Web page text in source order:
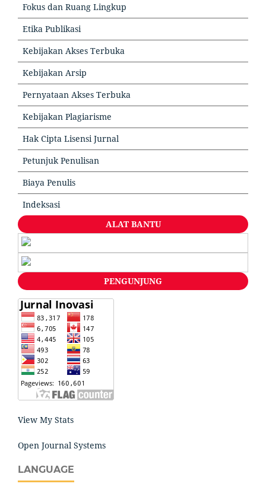
Fokus dan Ruang Lingkup
Etika Publikasi
Kebijakan Akses Terbuka
Kebijakan Arsip
Pernyataan Akses Terbuka
Kebijakan Plagiarisme
Hak Cipta Lisensi Jurnal
Petunjuk Penulisan
Biaya Penulis
Indeksasi
ALAT BANTU
PENGUNJUNG
View My Stats
Open Journal Systems
LANGUAGE